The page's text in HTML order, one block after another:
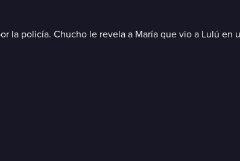
la policía. Chucho le revela a María que vio a Lulú